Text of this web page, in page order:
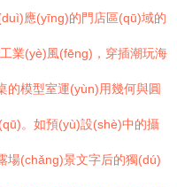
應(yīng)的門店區(qū)域的
業(yè)風(fēng)，穿插潮玩海
的模型室運(yùn)用幾何與圓
。如預(yù)設(shè)中的攝
場(chǎng)景文字后的獨(dú)